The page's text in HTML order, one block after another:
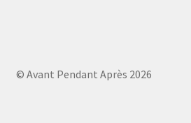
© Avant Pendant Après 2026